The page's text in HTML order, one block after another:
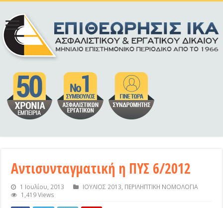
Αντισυνταγματική η ΠΥΣ 6/2012
1 Ιουλίου, 2013 ΙΟΥΛΙΟΣ 2013, ΠΕΡΙΛΗΠΤΙΚΗ ΝΟΜΟΛΟΓΙΑ
1,419 Views